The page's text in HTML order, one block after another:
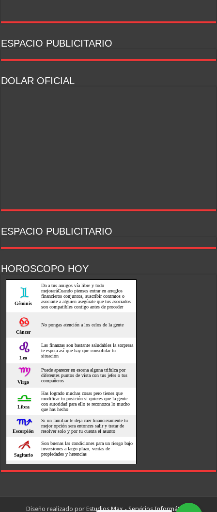
ESPACIO PUBLICITARIO
DOLAR OFICIAL
ESPACIO PUBLICITARIO
HOROSCOPO HOY
Diseño realizado por Estudios Max - Servicios Informáticos